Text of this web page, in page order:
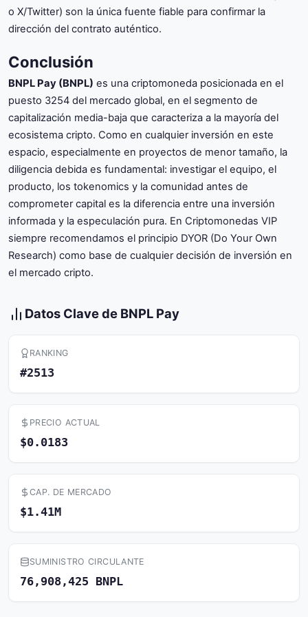
o X/Twitter) son la única fuente fiable para confirmar la
dirección del contrato auténtico.
Conclusión
BNPL Pay (BNPL) es una criptomoneda posicionada en el
puesto 3254 del mercado global, en el segmento de
capitalización media-baja que caracteriza a la mayoría del
ecosistema cripto. Como en cualquier inversión en este
espacio, especialmente en proyectos de menor tamaño, la
diligencia debida es fundamental: investigar el equipo, el
producto, los tokenomics y la comunidad antes de
comprometer capital es la diferencia entre una inversión
informada y la especulación pura. En Criptomonedas VIP
siempre recomendamos el principio DYOR (Do Your Own
Research) como base de cualquier decisión de inversión en
el mercado cripto.
Datos Clave de BNPL Pay
RANKING
#2513
PRECIO ACTUAL
$0.0183
CAP. DE MERCADO
$1.41M
SUMINISTRO CIRCULANTE
76,908,425 BNPL